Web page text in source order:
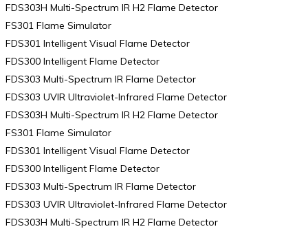
FDS303H Multi-Spectrum IR H2 Flame Detector
FS301 Flame Simulator
FDS301 Intelligent Visual Flame Detector
FDS300 Intelligent Flame Detector
FDS303 Multi-Spectrum IR Flame Detector
FDS303 UVIR Ultraviolet-Infrared Flame Detector
FDS303H Multi-Spectrum IR H2 Flame Detector
FS301 Flame Simulator
FDS301 Intelligent Visual Flame Detector
FDS300 Intelligent Flame Detector
FDS303 Multi-Spectrum IR Flame Detector
FDS303 UVIR Ultraviolet-Infrared Flame Detector
FDS303H Multi-Spectrum IR H2 Flame Detector